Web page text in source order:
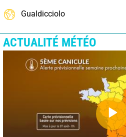
Gualdicciolo
ACTUALITÉ MÉTÉO